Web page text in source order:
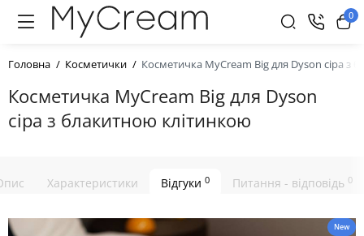
0
Головна Косметички Косметичка MyCream Big для Dyson сіра з
Косметичка MyCream Big для Dyson
сіра з блакитною клітинкою
Характеристики Відгуки 0 Питання - відповідь 0
New